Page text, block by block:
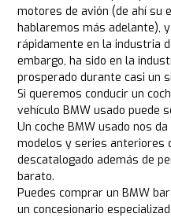
motores de avión (de ahí su
hablaremos más adelante),
rápidamente en la industria
embargo, ha sido en la
prosperado durante casi un
Si queremos conducir un
vehículo BMW usado puede
Un coche BMW usado nos
modelos y series anteriores
descatalogado además de
barato.
Puedes comprar un BMW
un concesionario